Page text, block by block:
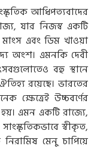
আধিপত্যবাদের
যার নিজস্ব একটি
মাংস এবং ডিম খাওয়া
অংশ। এমনকি দেবী
বহু স্থানে
রয়েছে। ভারতের
ক্ষেত্রেই উচ্চবর্ণের
এমন একটি রাজ্যে,
স্বীকৃত,
মেনু চাপিয়ে